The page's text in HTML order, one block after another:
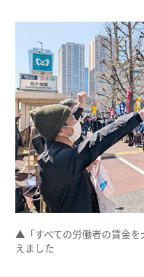
▲「すべての労働者の賃金
えました